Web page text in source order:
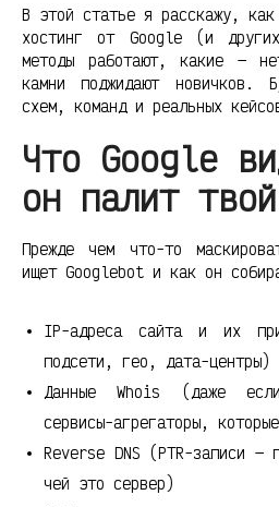
В этой статье я расскажу, как
хостинг от Google (и
методы работают, какие —
камни поджидают новичков.
схем, команд и реальных
Что Google
он палит
Прежде чем что-то
ищет Googlebot и как он
IP-адреса сайта и их
подсети, гео, дата-центры)
Данные Whois (даже
сервисы-агрегаторы,
Reverse DNS (PTR-записи —
чей это сервер)